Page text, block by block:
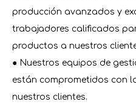
producción avanzados y
trabajadores calificados
productos a nuestros
● Nuestros equipos de
están comprometidos con
nuestros clientes.